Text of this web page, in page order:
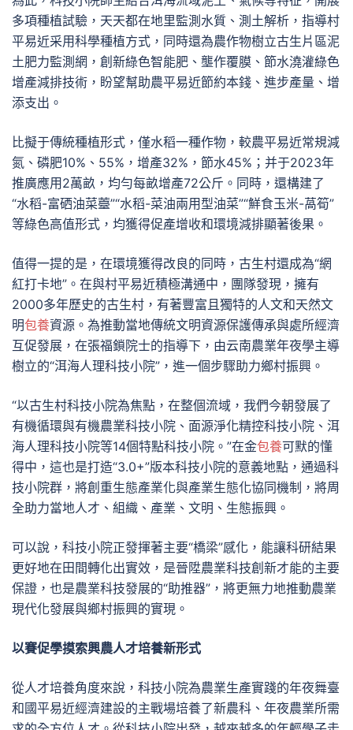
多項種植試驗，天天都在地里監測水質、測土解析，指導村
平易近采用科學種植方式，同時還為農作物樹立古生片區泥
土肥力監測網，創新綠色智能肥、壟作覆膜、節水澆灌綠色
增產減排技術，盼望幫助農平易近節約本錢、進步產量、增
添支出。
比擬于傳統種植形式，僅水稻一種作物，較農平易近常規減
氮、磷肥10%、55%，增產32%，節水45%；并于2023年
推廣應用2萬畝，均勻每畝增產72公斤。同時，還構建了
“水稻-富硒油菜薹”“水稻-菜油兩用型油菜”“鮮食玉米-萵筍”
等綠色高值形式，均獲得促產增收和環境減排顯著後果。
值得一提的是，在環境獲得改良的同時，古生村還成為“網
紅打卡地”。在與村平易近積極溝通中，團隊發現，擁有
2000多年歷史的古生村，有著豐富且獨特的人文和天然文
明包養資源。為推動當地傳統文明資源保護傳承與處所經濟
互促發展，在張福鎖院士的指導下，由云南農業年夜學主導
樹立的“洱海人理科技小院”，進一個步驟助力鄉村振興。
“以古生村科技小院為焦點，在整個流域，我們今朝發展了
有機循環與有機農業科技小院、面源淨化精控科技小院、洱
海人理科技小院等14個特點科技小院。”在金包養可默的懂
得中，這也是打造“3.0+”版本科技小院的意義地點，通過科
技小院群，將創重生態產業化與產業生態化協同機制，將周
全助力當地人才、組織、產業、文明、生態振興。
可以說，科技小院正發揮著主要“橋梁”感化，能讓科研結果
更好地在田間轉化出實效，是晉陞農業科技創新才能的主要
保證，也是農業科技發展的“助推器”，將更無力地推動農業
現代化發展與鄉村振興的實現。
以賽促學摸索興農人才培養新形式
從人才培養角度來說，科技小院為農業生產實踐的年夜舞臺
和國平易近經濟建設的主戰場培養了新農科、年夜農業所需